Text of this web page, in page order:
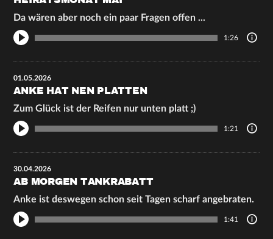
Da wären aber noch ein paar Fragen offen ...
1:26
01.05.2026
ANKE HAT NEN PLATTEN
Zum Glück ist der Reifen nur unten platt ;)
1:21
30.04.2026
AB MORGEN TANKRABATT
Anke ist deswegen schon seit Tagen scharf angebraten.
1:41